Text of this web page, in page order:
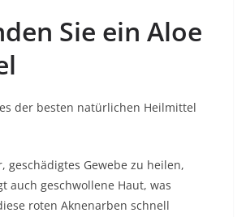
Sie ein Aloe
der besten natürlichen Heilmittel
geschädigtes Gewebe zu heilen,
auch geschwollene Haut, was
roten Aknenarben schnell